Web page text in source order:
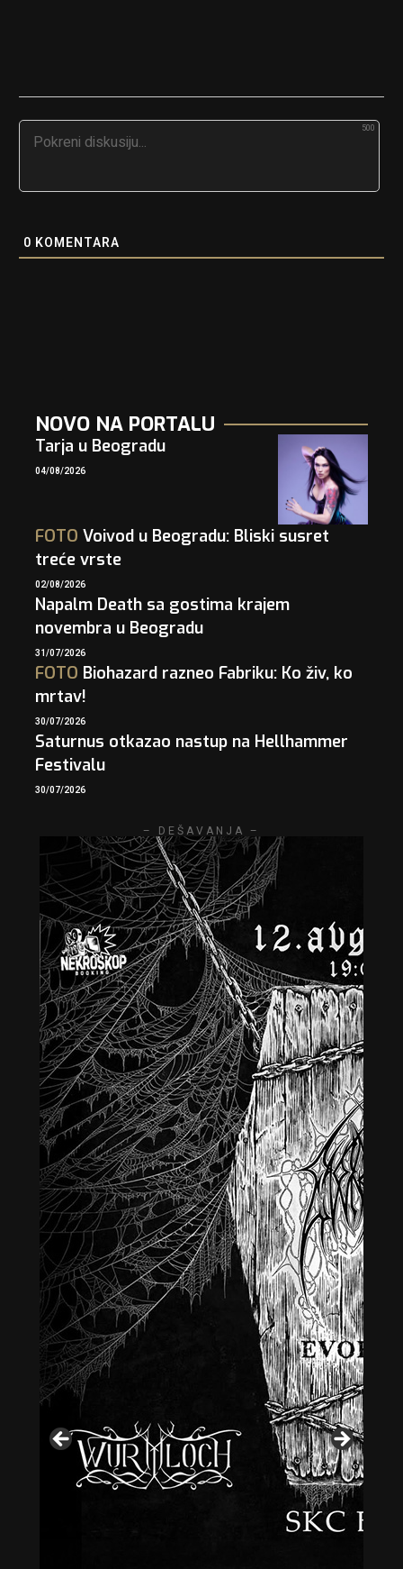
500
0 KOMENTARA
NOVO NA PORTALU
Tarja u Beogradu
04/08/2026
FOTO Voivod u Beogradu: Bliski susret
treće vrste
02/08/2026
Napalm Death sa gostima krajem
novembra u Beogradu
31/07/2026
FOTO Biohazard razneo Fabriku: Ko živ, ko
mrtav!
30/07/2026
Saturnus otkazao nastup na Hellhammer
Festivalu
30/07/2026
– DEŠAVANJA –